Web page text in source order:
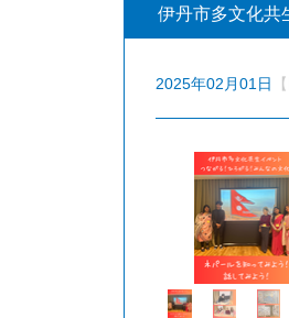
伊丹市多文化共
2025年02月01日